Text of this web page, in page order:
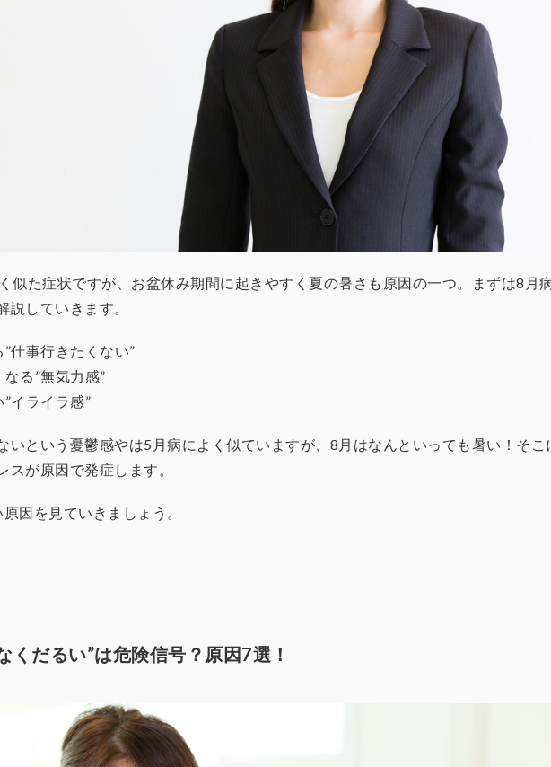
似た症状ですが、お盆休み期間に起きやすく夏の暑さも原因の一つ。まずは8月
説していきます。
仕事行きたくない”
る”無気力感”
イライラ感”
いという憂鬱感やは5月病によく似ていますが、8月はなんといっても暑い！そこ
スが原因で発症します。
因を見ていきましょう。
くだるい”は危険信号？原因7選！